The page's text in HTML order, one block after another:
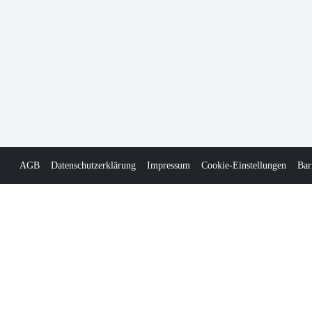
AGB Datenschutzerklärung Impressum Cookie-Einstellungen